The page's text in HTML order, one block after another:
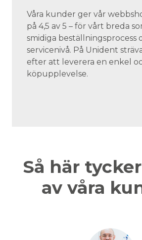
Våra kunder ger vår
på 4,5 av 5 – för vårt breda
smidiga beställningsprocess
servicenivå. På Unident
efter att leverera en enkel
köpupplevelse.
Så här
av våra